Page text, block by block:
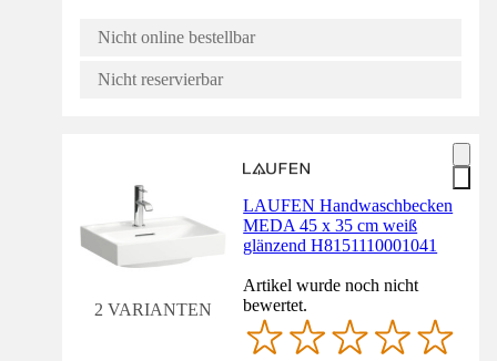
Nicht online bestellbar
Nicht reservierbar
2 VARIANTEN
LAUFEN Handwaschbecken
MEDA 45 x 35 cm weiß
glänzend H8151110001041
Artikel wurde noch nicht
bewertet.